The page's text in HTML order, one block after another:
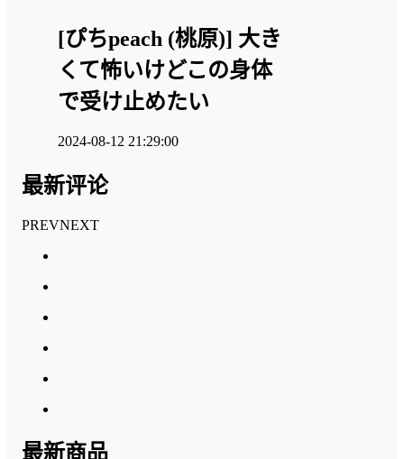
[ぴちpeach (桃原)] 大き
くて怖いけどこの身体
で受け止めたい
2024-08-12 21:29:00
最新评论
PREVNEXT
最新商品